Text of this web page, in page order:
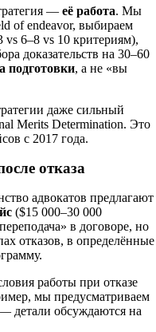
—её работа. Мы
of endeavor, выбираем
6–8 vs 10 критериям),
доказательств на 30–60
подготовки, а не «вы
даже сильный
Merits Determination. Это
с 2017 года.
отказа
адвокатов предлагают
($15 000–30 000
в договоре, но
отказов, в определённые
работы при отказе
мы предусматриваем
детали обсуждаются на